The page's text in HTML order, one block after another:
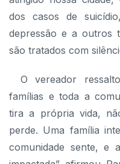
dos casos de
depressão e a outros
são tratados com
O vereador
famílias e toda a
tira a própria vida,
perde. Uma família
comunidade sente, e